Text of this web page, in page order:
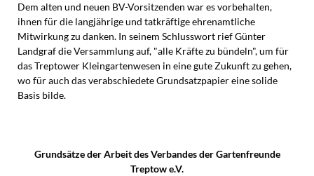
Dem alten und neuen BV-Vorsitzenden war es vorbehalten,
ihnen für die langjährige und tatkräftige ehrenamtliche
Mitwirkung zu danken. In seinem Schlusswort rief Günter
Landgraf die Versammlung auf, "alle Kräfte zu bündeln", um für
das Treptower Kleingartenwesen in eine gute Zukunft zu gehen,
wo­ für auch das verabschiedete Grundsatzpapier eine solide
Basis bilde.
Grundsätze der Arbeit des Verbandes der Gartenfreunde
Treptow e.V.